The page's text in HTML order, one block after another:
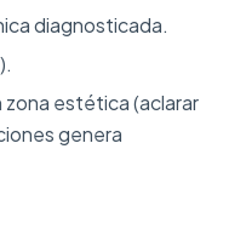
diagnosticada.
estética (aclarar
genera